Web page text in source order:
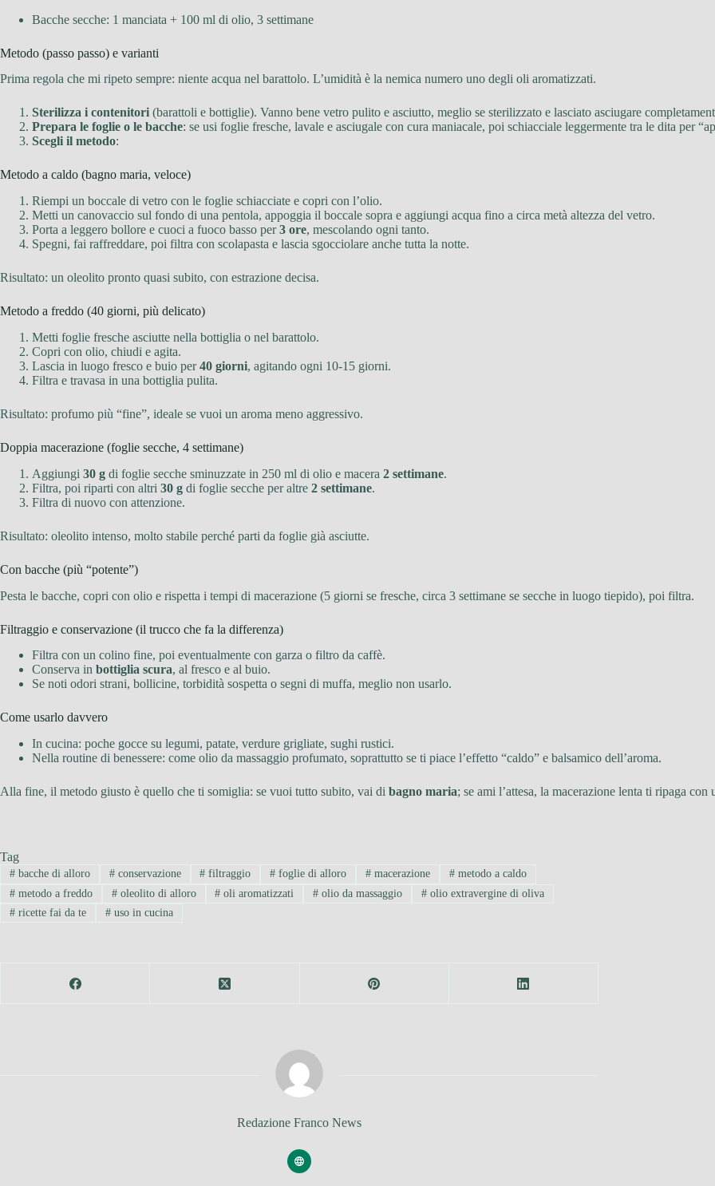
Bacche secche: 1 manciata + 100 ml di olio, 3 settimane
Metodo (passo passo) e varianti
Prima regola che mi ripeto sempre: niente acqua nel barattolo. L’umidità è la nemica numero uno degli oli aromatizzati.
Sterilizza i contenitori (barattoli e bottiglie). Vanno bene vetro pulito e asciutto, meglio se sterilizzato e lasciato asciugare
Prepara le foglie o le bacche: se usi foglie fresche, lavale e asciugale con cura maniacale, poi schiacciale leggermente tra le dita per
Scegli il metodo:
Metodo a caldo (bagno maria, veloce)
Riempi un boccale di vetro con le foglie schiacciate e copri con l’olio.
Metti un canovaccio sul fondo di una pentola, appoggia il boccale sopra e aggiungi acqua fino a circa metà altezza del vetro.
Porta a leggero bollore e cuoci a fuoco basso per3 ore, mescolando ogni tanto.
Spegni, fai raffreddare, poi filtra con scolapasta e lascia sgocciolare anche tutta la notte.
Risultato: un oleolito pronto quasi subito, con estrazione decisa.
Metodo a freddo (40 giorni, più delicato)
Metti foglie fresche asciutte nella bottiglia o nel barattolo.
Copri con olio, chiudi e agita.
Lascia in luogo fresco e buio per40 giorni, agitando ogni 10-15 giorni.
Filtra e travasa in una bottiglia pulita.
Risultato: profumo più “fine”, ideale se vuoi un aroma meno aggressivo.
Doppia macerazione (foglie secche, 4 settimane)
Aggiungi 30 g di foglie secche sminuzzate in 250 ml di olio e macera 2 settimane.
Filtra, poi riparti con altri 30 g di foglie secche per altre 2 settimane.
Filtra di nuovo con attenzione.
Risultato: oleolito intenso, molto stabile perché parti da foglie già asciutte.
Con bacche (più “potente”)
Pesta le bacche, copri con olio e rispetta i tempi di macerazione (5 giorni se fresche, circa 3 settimane se secche in luogo tiepido), poi filtra.
Filtraggio e conservazione (il trucco che fa la differenza)
Filtra con un colino fine, poi eventualmente con garza o filtro da caffè.
Conserva in bottiglia scura, al fresco e al buio.
Se noti odori strani, bollicine, torbidità sospetta o segni di muffa, meglio non usarlo.
Come usarlo davvero
In cucina: poche gocce su legumi, patate, verdure grigliate, sughi rustici.
Nella routine di benessere: come olio da massaggio profumato, soprattutto se ti piace l’effetto “caldo” e balsamico dell’aroma.
Alla fine, il metodo giusto è quello che ti somiglia: se vuoi tutto subito, vai di bagno maria; se ami l’attesa, la macerazione lenta ti ripaga
Tag
#bacche di alloro #conservazione # filtraggio # foglie di alloro # macerazione #metodo a caldo
#metodo a freddo #oleolito di alloro # oli aromatizzati # olio da massaggio # olio extravergine di oliva
#ricette fai da te #uso in cucina
Redazione Franco News